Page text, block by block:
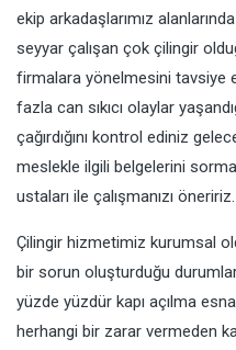
ekip arkadaşlarımız
seyyar çalışan çok çilingir
firmalara yönelmesini tavsiye
fazla can sıkıcı olaylar
çağırdığını kontrol ediniz
meslekle ilgili belgelerini
ustaları ile çalışmanızı öneririz.
Çilingir hizmetimiz kurumsal
bir sorun oluşturduğu
yüzde yüzdür kapı açılma
herhangi bir zarar vermeden